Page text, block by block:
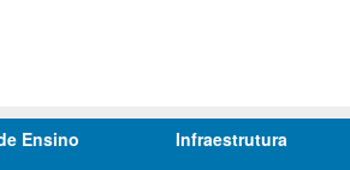
Ensino Infraestrutura